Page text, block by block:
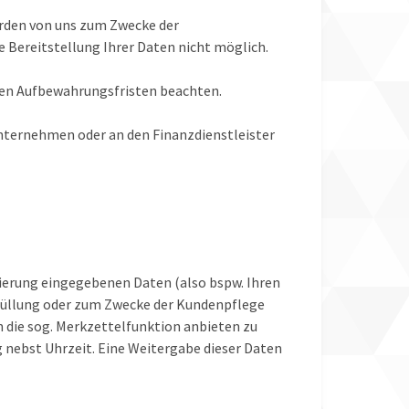
von uns zum Zwecke der
Bereitstellung Ihrer Daten nicht möglich.
Aufbewahrungsfristen beachten.
oder an den Finanzdienstleister
eingegebenen Daten (also bspw. Ihren
oder zum Zwecke der Kundenpflege
die sog. Merkzettelfunktion anbieten zu
Uhrzeit. Eine Weitergabe dieser Daten